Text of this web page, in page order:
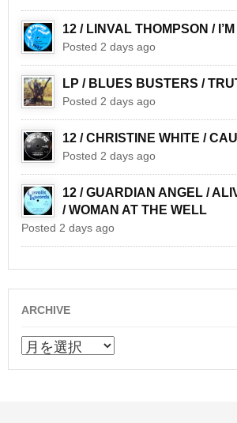
12 / LINVAL THOMPSON /
Posted 2 days ago
LP / BLUES BUSTERS /
Posted 2 days ago
12 / CHRISTINE WHITE /
Posted 2 days ago
12 / GUARDIAN ANGEL /
/ WOMAN AT THE WELL
Posted 2 days ago
ARCHIVE
ARCHIVE